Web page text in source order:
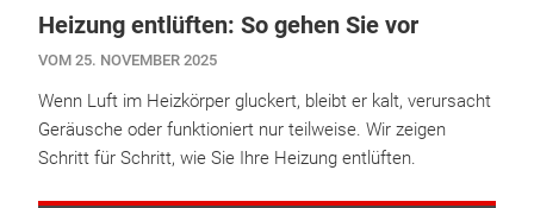
Heizung entlüften: So gehen Sie vor
VOM 25. NOVEMBER 2025
Wenn Luft im Heizkörper gluckert, bleibt er kalt, verursacht
Geräusche oder funktioniert nur teilweise. Wir zeigen
Schritt für Schritt, wie Sie Ihre Heizung entlüften.